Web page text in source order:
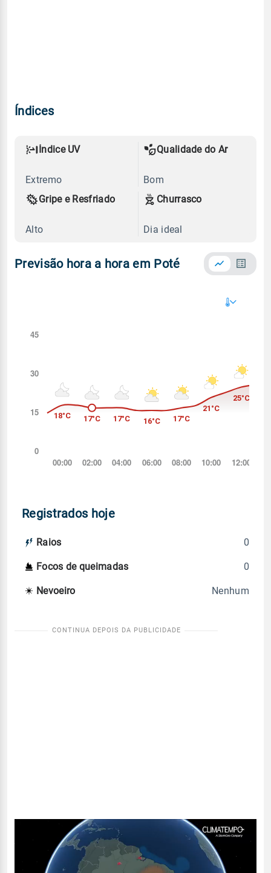
Índices
Índice UV
Extremo
Qualidade do Ar
Bom
Gripe e Resfriado
Alto
Churrasco
Dia ideal
Previsão hora a hora em Poté
Registrados hoje
Raios 0
Focos de queimadas 0
Nevoeiro Nenhum